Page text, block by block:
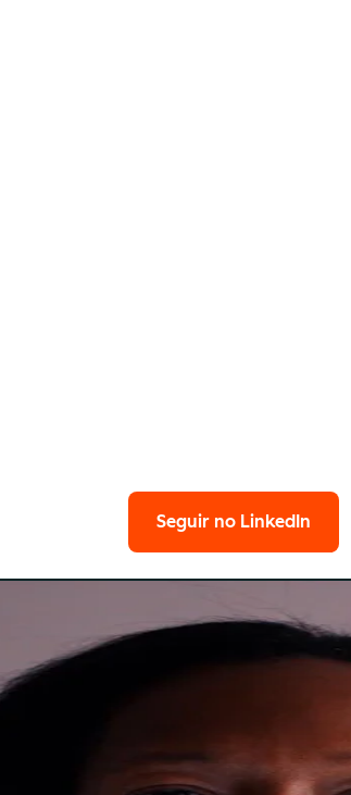
Seguir no LinkedIn